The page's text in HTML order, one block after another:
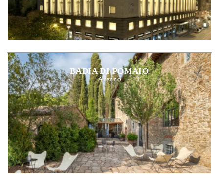
BADIA DI POMAIO
Arezzo